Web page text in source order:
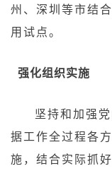
州、深圳等市结
用试点。
强化组织实施
坚持和加强
据工作全过程各
施，结合实际抓